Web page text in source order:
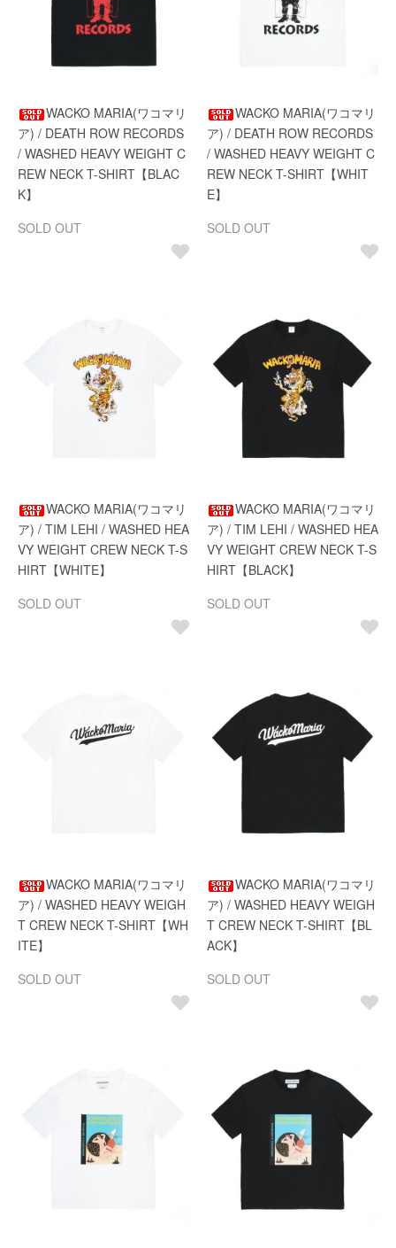
WACKO MARIA(ワコマリ
ア) / DEATH ROW RECORDS
/ WASHED HEAVY WEIGHT C
REW NECK T-SHIRT【BLAC
K】
SOLD OUT
WACKO MARIA(ワコマリ
ア) / DEATH ROW RECORDS
/ WASHED HEAVY WEIGHT C
REW NECK T-SHIRT【WHIT
E】
SOLD OUT
WACKO MARIA(ワコマリ
ア) / TIM LEHI / WASHED HEA
VY WEIGHT CREW NECK T-S
HIRT【WHITE】
SOLD OUT
WACKO MARIA(ワコマリ
ア) / TIM LEHI / WASHED HEA
VY WEIGHT CREW NECK T-S
HIRT【BLACK】
SOLD OUT
WACKO MARIA(ワコマリ
ア) / WASHED HEAVY WEIGH
T CREW NECK T-SHIRT【WH
ITE】
SOLD OUT
WACKO MARIA(ワコマリ
ア) / WASHED HEAVY WEIGH
T CREW NECK T-SHIRT【BL
ACK】
SOLD OUT